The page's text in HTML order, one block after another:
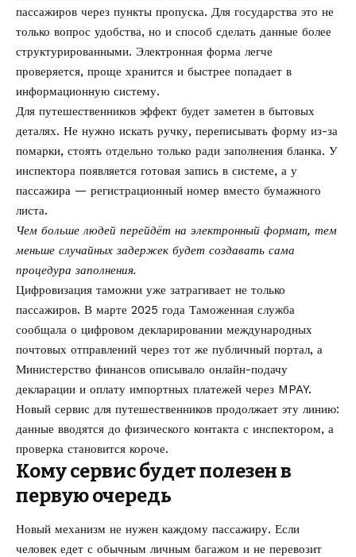
пассажиров через пункты пропуска. Для государства это не
только вопрос удобства, но и способ сделать данные более
структурированными. Электронная форма легче
проверяется, проще хранится и быстрее попадает в
информационную систему.
Для путешественников эффект будет заметен в бытовых
деталях. Не нужно искать ручку, переписывать форму из-за
помарки, стоять отдельно только ради заполнения бланка. У
инспектора появляется готовая запись в системе, а у
пассажира — регистрационный номер вместо бумажного
листа.
Чем больше людей перейдёт на электронный формат, тем
меньше случайных задержек будет создавать сама
процедура заполнения.
Цифровизация таможни уже затрагивает не только
пассажиров. В марте 2025 года Таможенная служба
сообщала о цифровом декларировании международных
почтовых отправлений через тот же публичный портал, а
Министерство финансов описывало онлайн-подачу
декларации и оплату импортных платежей через MPAY.
Новый сервис для путешественников продолжает эту линию:
данные вводятся до физического контакта с инспектором, а
проверка становится короче.
Кому сервис будет полезен в
первую очередь
Новый механизм не нужен каждому пассажиру. Если
человек едет с обычным личным багажом и не перевозит